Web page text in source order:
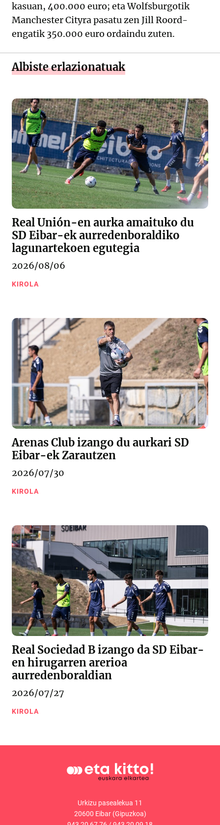
kasuan, 400.000 euro; eta Wolfsburgotik
Manchester Cityra pasatu zen Jill Roord-
engatik 350.000 euro ordaindu zuten.
Albiste erlazionatuak
Real Unión-en aurka amaituko du
SD Eibar-ek aurredenboraldiko
lagunartekoen egutegia
2026/08/06
KIROLA
Arenas Club izango du aurkari SD
Eibar-ek Zarautzen
2026/07/30
KIROLA
Real Sociedad B izango da SD Eibar-
en hirugarren arerioa
aurredenboraldian
2026/07/27
KIROLA
Urkizu pasealekua 11
20600 Eibar (Gipuzkoa)